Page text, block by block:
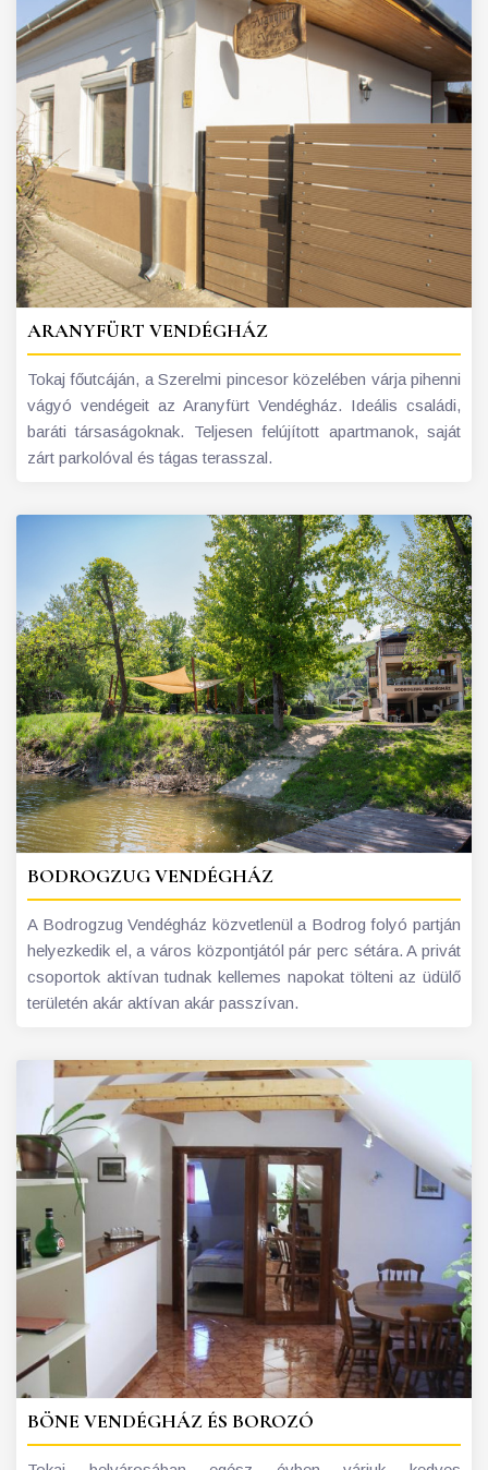
ARANYFÜRT VENDÉGHÁZ
Tokaj főutcáján, a Szerelmi pincesor közelében várja pihenni
vágyó vendégeit az Aranyfürt Vendégház. Ideális családi,
baráti társaságoknak. Teljesen felújított apartmanok, saját
zárt parkolóval és tágas terasszal.
BODROGZUG VENDÉGHÁZ
A Bodrogzug Vendégház közvetlenül a Bodrog folyó partján
helyezkedik el, a város központjától pár perc sétára. A privát
csoportok aktívan tudnak kellemes napokat tölteni az üdülő
területén akár aktívan akár passzívan.
BÖNE VENDÉGHÁZ ÉS BOROZÓ